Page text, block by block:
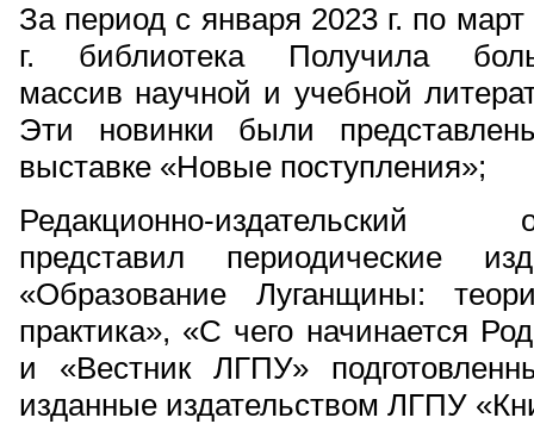
За период с января 2023 г. по март
г. библиотека Получила
массив научной и учебной
Эти новинки были
выставке «Новые поступления»;
Редакционно-издательский
представил периодические
«Образование Луганщины:
практика», «С чего начинается
и «Вестник ЛГПУ»
изданные издательством ЛГПУ